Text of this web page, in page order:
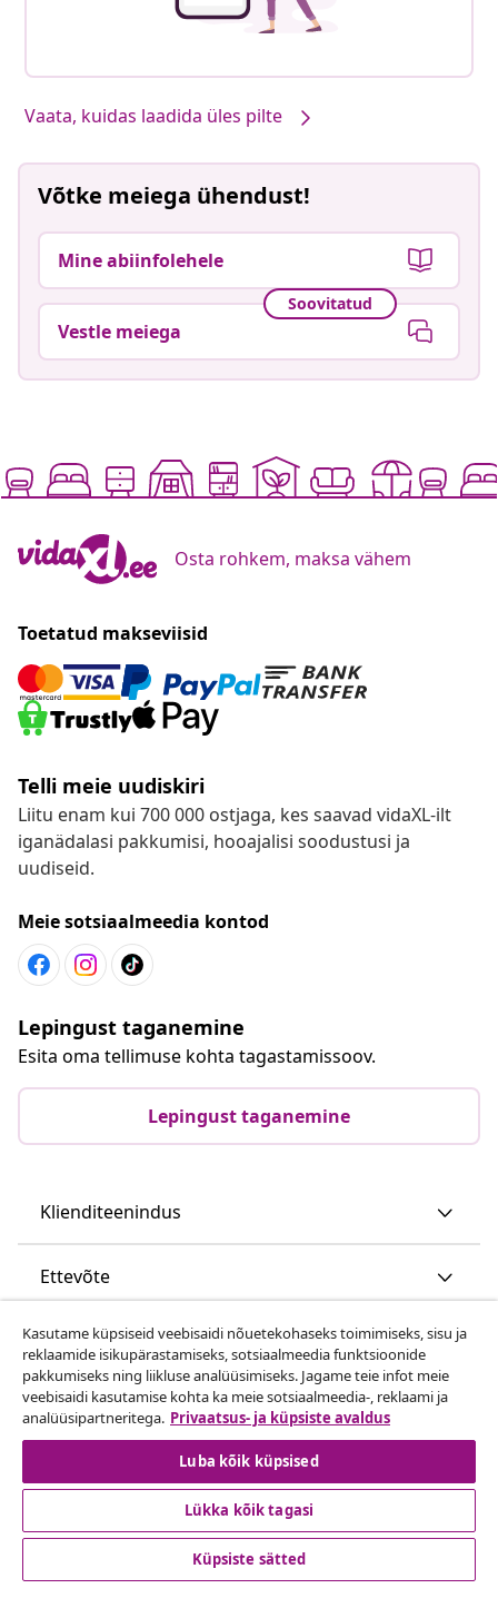
Vaata, kuidas laadida üles pilte
Võtke meiega ühendust!
Mine abiinfolehele
Soovitatud
Vestle meiega
Osta rohkem, maksa vähem
Toetatud makseviisid
Telli meie uudiskiri
Liitu enam kui 700 000 ostjaga, kes saavad vidaXL-ilt
iganädalasi pakkumisi, hooajalisi soodustusi ja
uudiseid.
Meie sotsiaalmeedia kontod
Lepingust taganemine
Esita oma tellimuse kohta tagastamissoov.
Lepingust taganemine
Klienditeenindus
Ettevõte
vidaXL
Vaata rohkem
© 2008-2026 vidaXL www.vidaxl.ee on vidaXL Marketplace
Kasutame küpsiseid veebisaidi nõuetekohaseks toimimiseks, sisu ja
reklaamide isikupärastamiseks, sotsiaalmeedia funktsioonide
pakkumiseks ning liikluse analüüsimiseks. Jagame teie infot meie
veebisaidi kasutamise kohta ka meie sotsiaalmeedia-, reklaami ja
analüüsipartneritega. Privaatsus- ja küpsiste avaldus
Luba kõik küpsised
Lükka kõik tagasi
Küpsiste sätted